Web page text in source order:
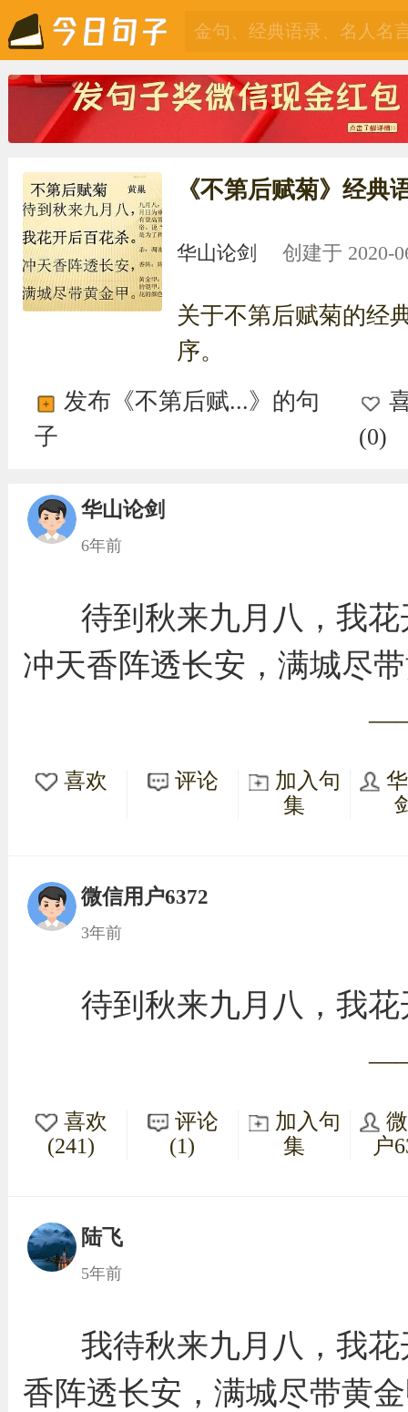
《不第后赋菊》经典
华山论剑 创建于 2020-
关于不第后赋菊的经
序。
发布《不第后赋...》的句
子
(0)
华山论剑
6年前
待到秋来九月八，我
冲天香阵透长安，满城尽
喜欢 评论
加入句
集
微信用户6372
3年前
待到秋来九月八，我
喜欢
(241)
评论
(1)
加入句
集
户
陆飞
5年前
我待秋来九月八，我
香阵透长安，满城尽带黄